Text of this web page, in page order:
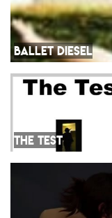
BALLET DIESEL
THE TEST